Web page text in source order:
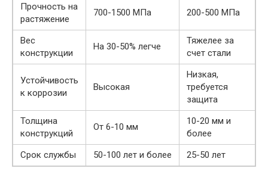
Прочность на
растяжение
700-1500 МПа 200-500 МПа
Вес
конструкции
На 30-50% легче
Тяжелее за
счет стали
Устойчивость
к коррозии
Высокая
Низкая,
требуется
защита
Толщина
конструкций
От 6-10 мм
10-20 мм и
более
Срок службы
50-100 лет и более 25-50 лет